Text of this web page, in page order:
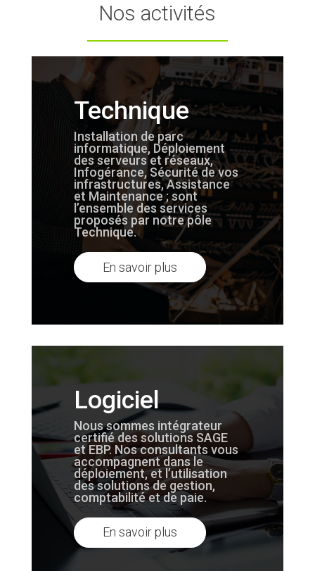
Nos activités
Technique
Installation de parc
informatique, Déploiement
des serveurs et réseaux,
Infogérance, Sécurité de vos
infrastructures, Assistance
et Maintenance ; sont
l’ensemble des services
proposés par notre pôle
Technique.
En savoir plus
Logiciel
Nous sommes intégrateur
certifié des solutions SAGE
et EBP. Nos consultants vous
accompagnent dans le
déploiement, et l’utilisation
des solutions de gestion,
comptabilité et de paie.
En savoir plus